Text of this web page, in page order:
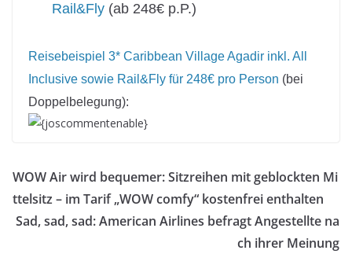
Rail&Fly (ab 248€ p.P.)
Reisebeispiel 3* Caribbean Village Agadir inkl. All
Inclusive sowie Rail&Fly für 248€ pro Person (bei
Doppelbelegung):
{joscommentenable}
WOW Air wird bequemer: Sitzreihen mit geblockten Mi
ttelsitz – im Tarif „WOW comfy“ kostenfrei enthalten
Sad, sad, sad: American Airlines befragt Angestellte na
ch ihrer Meinung